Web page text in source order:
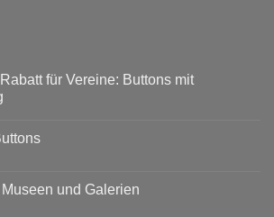
für Vereine: Buttons mit
Museen und Galerien